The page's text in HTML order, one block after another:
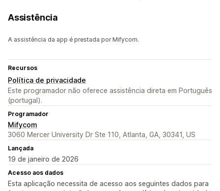
Assistência
A assistência da app é prestada por Mifycom.
Recursos
Política de privacidade
Este programador não oferece assistência direta em Português
(portugal).
Programador
Mifycom
3060 Mercer University Dr Ste 110, Atlanta, GA, 30341, US
Lançada
19 de janeiro de 2026
Acesso aos dados
Esta aplicação necessita de acesso aos seguintes dados para